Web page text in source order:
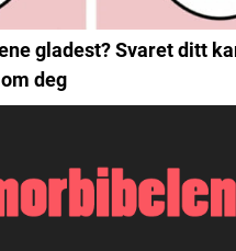
gladest? Svaret ditt
deg